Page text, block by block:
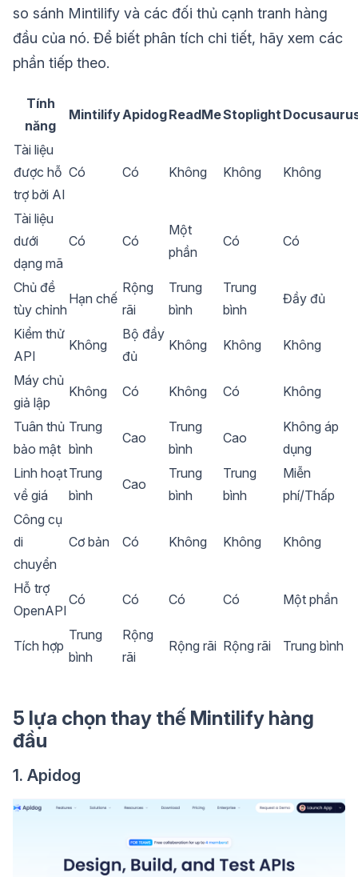
so sánh Mintilify và các đối thủ cạnh tranh hàng
đầu của nó. Để biết phân tích chi tiết, hãy xem các
phần tiếp theo.
Tính
năng
MintilifyApidogReadMeStoplight
Tài liệu
được hỗ
trợ bởi AI
Có Có Không Không Không
Tài liệu
dưới
dạng mã
Có Có
Một
phần
Có Có
Chủ đề
tùy chỉnh
Hạn chế
Rộng
rãi
Trung
bình
Trung
bình
Đầy đủ
Kiểm thử
API
Không
Bộ đầy
đủ
Không Không Không
Máy chủ
giả lập
Không Có Không Có Không
Tuân thủ
bảo mật
Trung
bình
Cao
Trung
bình
Cao
Không áp
dụng
Linh hoạt
về giá
Trung
bình
Cao
Trung
bình
Trung
bình
Miễn
phí/Thấp
Công cụ
di
chuyển
Cơ bản Có Không Không Không
Hỗ trợ
OpenAPI
Có Có Có Có Một phần
Tích hợp
Trung
bình
Rộng
rãi
Rộng rãi Rộng rãi Trung bình
5 lựa chọn thay thế Mintilify hàng
đầu
1. Apidog